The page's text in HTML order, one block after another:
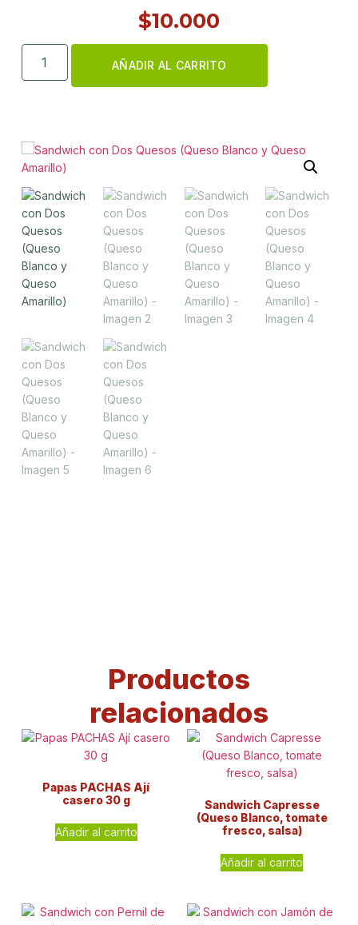
$10.000
AÑADIR AL CARRITO
Productos
relacionados
Papas PACHAS Ají
casero 30 g
Añadir al carrito
Sandwich Capresse
(Queso Blanco, tomate
fresco, salsa)
Añadir al carrito